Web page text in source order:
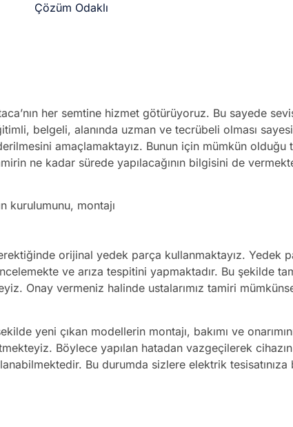
Çözüm Odaklı
her semtine hizmet götürüyoruz. Bu sayede
belgeli, alanında uzman ve tecrübeli olması
amaçlamaktayız. Bunun için mümkün
ne kadar sürede yapılacağının bilgisini de
kurulumunu, montajı
orijinal yedek parça kullanmaktayız. Yedek
ve arıza tespitini yapmaktadır. Bu şekilde
Onay vermeniz halinde ustalarımız tamiri
yeni çıkan modellerin montajı, bakımı ve
Böylece yapılan hatadan vazgeçilerek
Bu durumda sizlere elektrik tesisatınıza